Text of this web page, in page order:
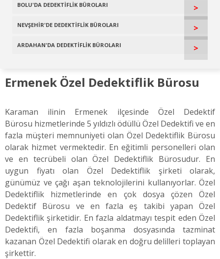
BOLU'DA DEDEKTİFLİK BÜROLARI >
NEVŞEHİR'DE DEDEKTİFLİK BÜROLARI >
ARDAHAN'DA DEDEKTİFLİK BÜROLARI >
Ermenek Özel Dedektiflik Bürosu
Karaman ilinin Ermenek ilçesinde Özel Dedektif
Bürosu hizmetlerinde 5 yıldızlı ödüllü Özel Dedektifi ve en
fazla müşteri memnuniyeti olan Özel Dedektiflik Bürosu
olarak hizmet vermektedir. En eğitimli personelleri olan
ve en tecrübeli olan Özel Dedektiflik Bürosudur. En
uygun fiyatı olan Özel Dedektiflik şirketi olarak,
günümüz ve çağı aşan teknolojilerini kullanıyorlar. Özel
Dedektiflik hizmetlerinde en çok dosya çözen Özel
Dedektif Bürosu ve en fazla eş takibi yapan Özel
Dedektiflik şirketidir. En fazla aldatmayı tespit eden Özel
Dedektifi, en fazla boşanma dosyasında tazminat
kazanan Özel Dedektifi olarak en doğru delilleri toplayan
şirkettir.